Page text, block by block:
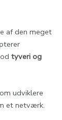
af den meget
tyveri og
udviklere
et netværk.